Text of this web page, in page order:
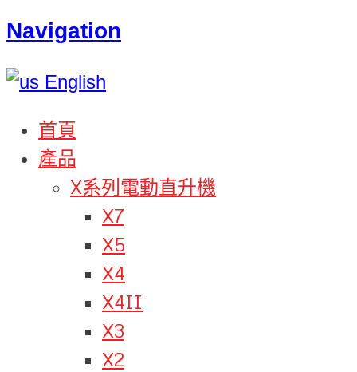
Navigation
English
首頁
產品
X系列電動直升機
X7
X5
X4
X4II
X3
X2